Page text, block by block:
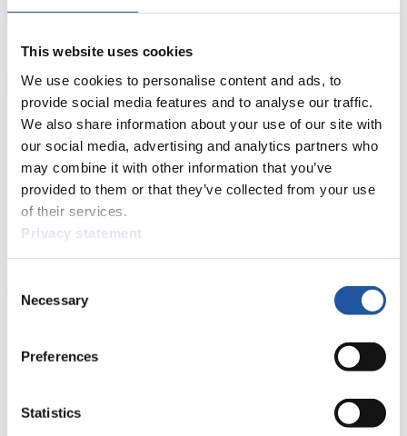
This website uses cookies
We use cookies to personalise content and ads, to
provide social media features and to analyse our traffic.
We also share information about your use of our site with
our social media, advertising and analytics partners who
may combine it with other information that you’ve
provided to them or that they’ve collected from your use
of their services.
Privacy statement
Selection
Necessary
Preferences
Statistics
Für Presse- und Medienvertreter
Hier finden Sie Informationen für Presse- und Medienvertreter. Sie
haben Zugriff auf Athletenbiographien und Informationen zu
Wettkämpfen. Außerdem können Sie Ihre Medienakkreditierung
beantragen, die Grundregeln des Rennrodelsports einsehen und
allgemeine Neuigkeiten einholen.
>> Weiter
Hier können Sie sich über allgemeine Neuigkeiten informieren, das
und Fairplay nachlesen, auf Athletenbiographien zugreifen,
Ausschreibungen für Wettkämpfe herunterladen, sowie auf die